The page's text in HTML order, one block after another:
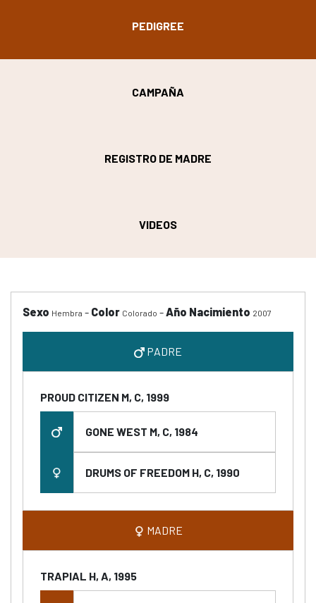
PEDIGREE
CAMPAÑA
REGISTRO DE MADRE
VIDEOS
Sexo Hembra - Color Colorado -Año Nacimiento 2007
PADRE
PROUD CITIZEN M, C, 1999
GONE WEST M, C, 1984
DRUMS OF FREEDOM H, C, 1990
MADRE
TRAPIAL H, A, 1995